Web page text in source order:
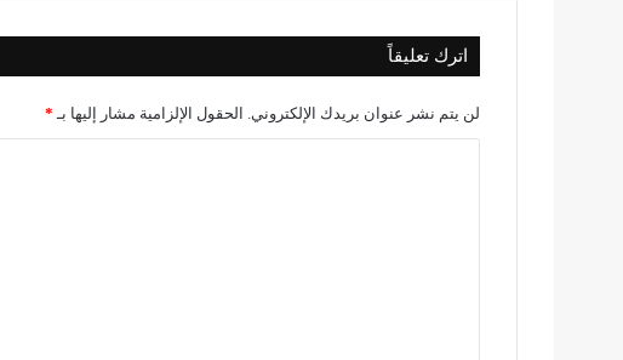
اترك تعليقاً
لن يتم نشر عنوان بريدك الإلكتروني. الحقول الإلزامية مشار إليها بـ *